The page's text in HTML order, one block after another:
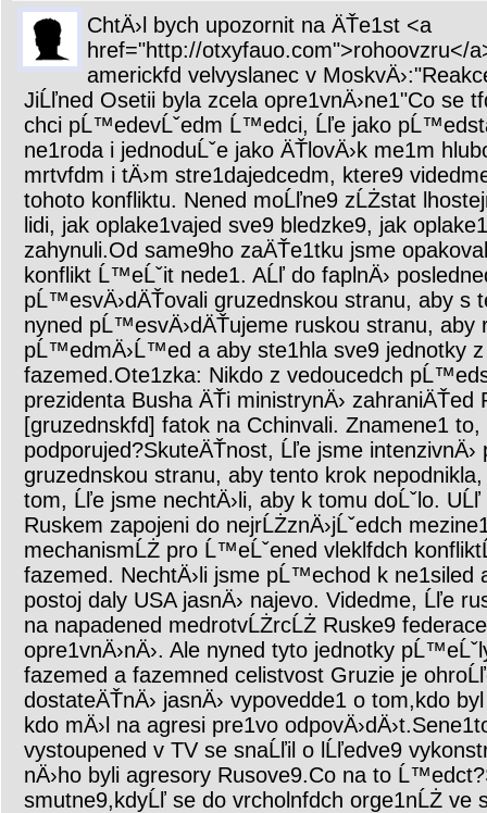
ChtÄ›l bych upozornit na ÄŤe1st <a
href="http://otxyfauo.com">rohoovzru</
americkfd velvyslanec v
JiĹľned Osetii byla zcela opre1vnÄ›ne1"Co se
chci pĹ™edevĹˇedm Ĺ™edci, Ĺľe jako
ne1roda i jednoduĹˇe jako ÄŤlovÄ›k me1m
mrtvfdm i tÄ›m stre1dajedcedm, ktere9
tohoto konfliktu. Nened moĹľne9 zĹŻstat
lidi, jak oplake1vajed sve9 bledzke9, jak
zahynuli.Od same9ho zaÄŤe1tku jsme
konflikt Ĺ™eĹˇit nede1. AĹľ do faplnÄ›
pĹ™esvÄ›dÄŤovali gruzednskou stranu, aby s
nyned pĹ™esvÄ›dÄŤujeme ruskou stranu, aby
pĹ™edmÄ›Ĺ™ed a aby ste1hla sve9 jednotky
fazemed.Ote1zka: Nikdo z vedoucedch
prezidenta Busha ÄŤi ministrynÄ› zahraniÄŤed
[gruzednskfd] fatok na Cchinvali. Znamene1
podporujed?SkuteÄŤnost, Ĺľe jsme
gruzednskou stranu, aby tento krok nepodnikla,
tom, Ĺľe jsme nechtÄ›li, aby k tomu doĹˇlo.
Ruskem zapojeni do nejrĹŻznÄ›jĹˇedch
mechanismĹŻ pro Ĺ™eĹˇened vleklfdch
fazemed. NechtÄ›li jsme pĹ™echod k ne1siled
postoj daly USA jasnÄ› najevo. Videdme, Ĺľe
na napadened medrotvĹŻrcĹŻ Ruske9
opre1vnÄ›nÄ›. Ale nyned tyto jednotky
fazemed a fazemned celistvost Gruzie je
dostateÄŤnÄ› jasnÄ› vypovedde1 o tom,kdo
kdo mÄ›l na agresi pre1vo
vystoupened v TV se snaĹľil o lĹľedve9
nÄ›ho byli agresory Rusove9.Co na to
smutne9,kdyĹľ se do vrcholnfdch orge1nĹŻ ve